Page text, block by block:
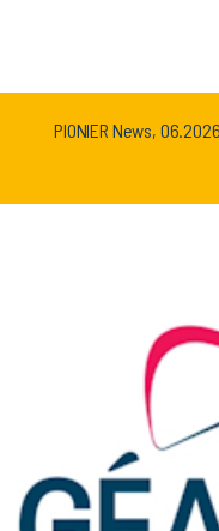
PIONIER News,